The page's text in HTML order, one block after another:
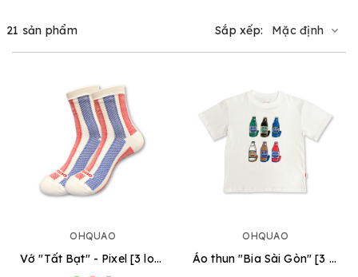
21 sản phẩm Sắp xếp: Mặc định
OHQUAO
Vớ "Tất Bạt" - Pixel [3 loại]
OHQUAO
Áo thun "Bia Sài Gòn" [3 loại]